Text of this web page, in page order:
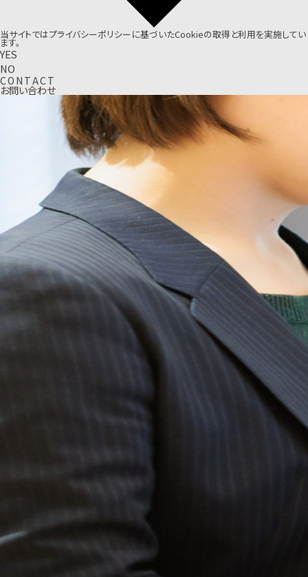
当サイトではプライバシーポリシーに基づいたCookieの取得と利用を実施してい
ます。
YES
NO
CO N TACT
お問い合わせ